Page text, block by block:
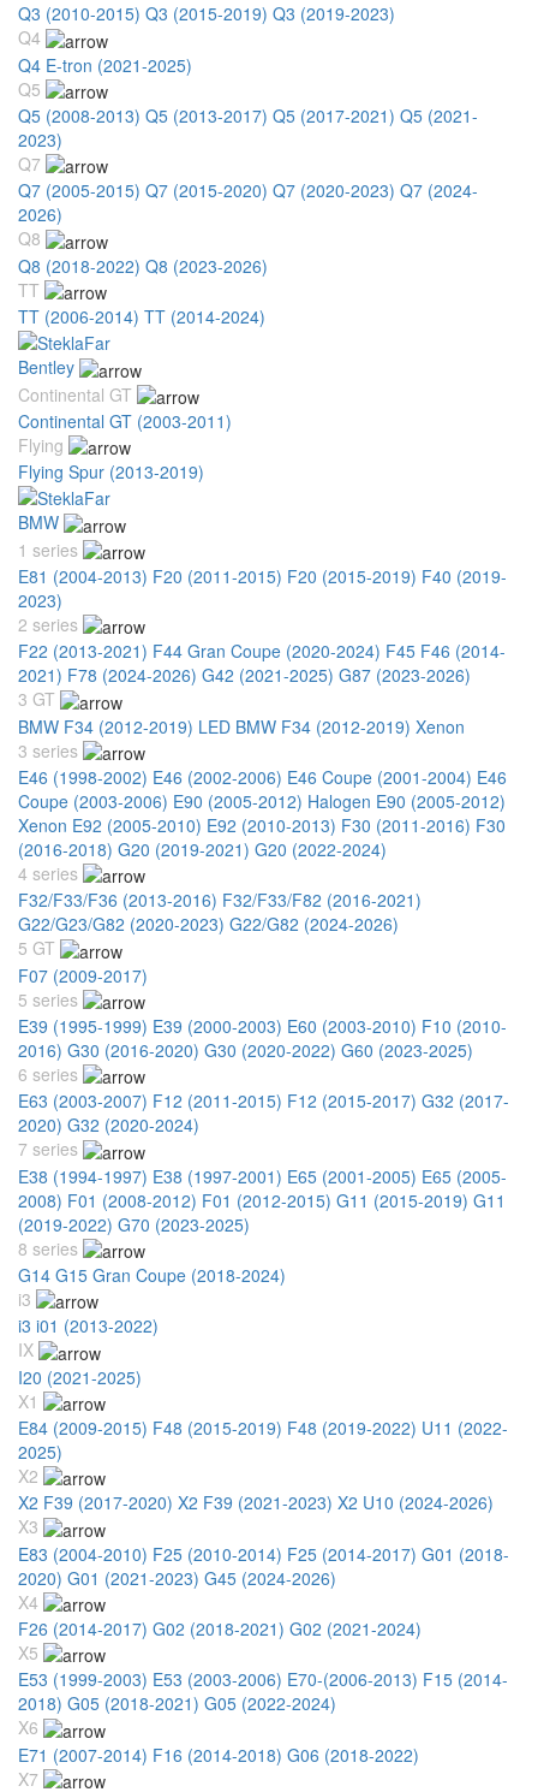
Q3 (2010-2015) Q3 (2015-2019) Q3 (2019-2023)
Q4
Q4 E-tron (2021-2025)
Q5
Q5 (2008-2013) Q5 (2013-2017) Q5 (2017-2021) Q5 (2021-
2023)
Q7
Q7 (2005-2015) Q7 (2015-2020) Q7 (2020-2023) Q7 (2024-
2026)
Q8
Q8 (2018-2022) Q8 (2023-2026)
TT
TT (2006-2014) TT (2014-2024)
Bentley
Continental GT
Continental GT (2003-2011)
Flying
Flying Spur (2013-2019)
BMW
1 series
E81 (2004-2013) F20 (2011-2015) F20 (2015-2019) F40 (2019-
2023)
2 series
F22 (2013-2021) F44 Gran Coupe (2020-2024) F45 F46 (2014-
2021) F78 (2024-2026) G42 (2021-2025) G87 (2023-2026)
3 GT
BMW F34 (2012-2019) LED BMW F34 (2012-2019) Xenon
3 series
E46 (1998-2002) E46 (2002-2006) E46 Coupe (2001-2004) E46
Coupe (2003-2006) E90 (2005-2012) Halogen E90 (2005-2012)
Xenon E92 (2005-2010) E92 (2010-2013) F30 (2011-2016) F30
(2016-2018) G20 (2019-2021) G20 (2022-2024)
4 series
F32/F33/F36 (2013-2016) F32/F33/F82 (2016-2021)
G22/G23/G82 (2020-2023) G22/G82 (2024-2026)
5 GT
F07 (2009-2017)
5 series
E39 (1995-1999) E39 (2000-2003) E60 (2003-2010) F10 (2010-
2016) G30 (2016-2020) G30 (2020-2022) G60 (2023-2025)
6 series
E63 (2003-2007) F12 (2011-2015) F12 (2015-2017) G32 (2017-
2020) G32 (2020-2024)
7 series
E38 (1994-1997) E38 (1997-2001) E65 (2001-2005) E65 (2005-
2008) F01 (2008-2012) F01 (2012-2015) G11 (2015-2019) G11
(2019-2022) G70 (2023-2025)
8 series
G14 G15 Gran Coupe (2018-2024)
i3
i3 i01 (2013-2022)
IX
I20 (2021-2025)
X1
E84 (2009-2015) F48 (2015-2019) F48 (2019-2022) U11 (2022-
2025)
X2
X2 F39 (2017-2020) X2 F39 (2021-2023) X2 U10 (2024-2026)
X3
E83 (2004-2010) F25 (2010-2014) F25 (2014-2017) G01 (2018-
2020) G01 (2021-2023) G45 (2024-2026)
X4
F26 (2014-2017) G02 (2018-2021) G02 (2021-2024)
X5
E53 (1999-2003) E53 (2003-2006) E70-(2006-2013) F15 (2014-
2018) G05 (2018-2021) G05 (2022-2024)
X6
E71 (2007-2014) F16 (2014-2018) G06 (2018-2022)
X7